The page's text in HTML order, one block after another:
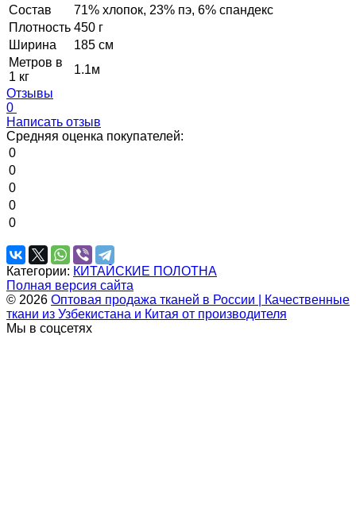
Состав
71% хлопок, 23% пэ, 6% спандекс
Плотность 450 г
Ширина
185 см
Метров в
1 кг
1.1м
Отзывы
0
Написать отзыв
Средняя оценка покупателей:
0
0
0
0
0
Категории: КИТАЙСКИЕ ПОЛОТНА
Полная версия сайта
© 2026 Оптовая продажа тканей в России | Качественные
ткани из Узбекистана и Китая от производителя
Мы в соцсетях